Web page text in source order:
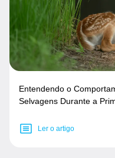
Entendendo o
Selvagens Durante a
Ler o artigo